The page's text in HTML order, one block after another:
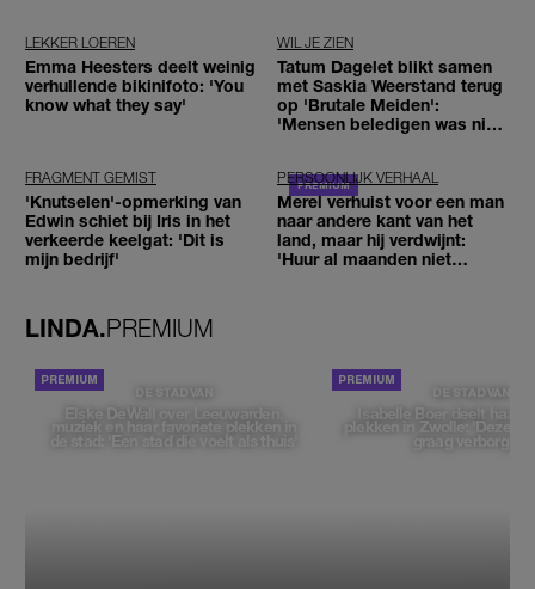
LEKKER LOEREN
Emma Heesters deelt weinig
verhullende bikinifoto: 'You
know what they say'
WIL JE ZIEN
Tatum Dagelet blikt samen
met Saskia Weerstand terug
op 'Brutale Meiden':
'Mensen beledigen was niet
FRAGMENT GEMIST
'Knutselen'-opmerking van
Edwin schiet bij Iris in het
verkeerde keelgat: 'Dit is
mijn bedrijf'
PERSOONLIJK VERHAAL
Merel verhuist voor een man
naar andere kant van het
land, maar hij verdwijnt:
'Huur al maanden niet
LINDA.PREMIUM
DE STAD VAN
Elske DeWall over Leeuwarden,
muziek en haar favoriete plekken in
de stad: 'Een stad die voelt als thuis'
DE STAD VAN
Isabelle Boer deelt haar
plekken in Zwolle: 'Deze
graag verborgen'